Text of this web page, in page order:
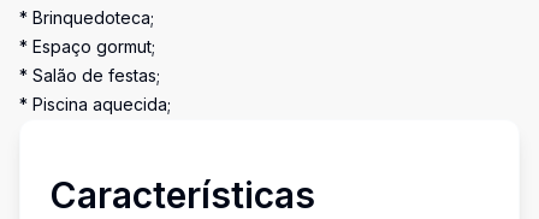
* Brinquedoteca;
* Espaço gormut;
* Salão de festas;
* Piscina aquecida;
Características